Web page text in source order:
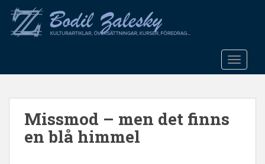
o
Missmod – men det finns
en blå himmel